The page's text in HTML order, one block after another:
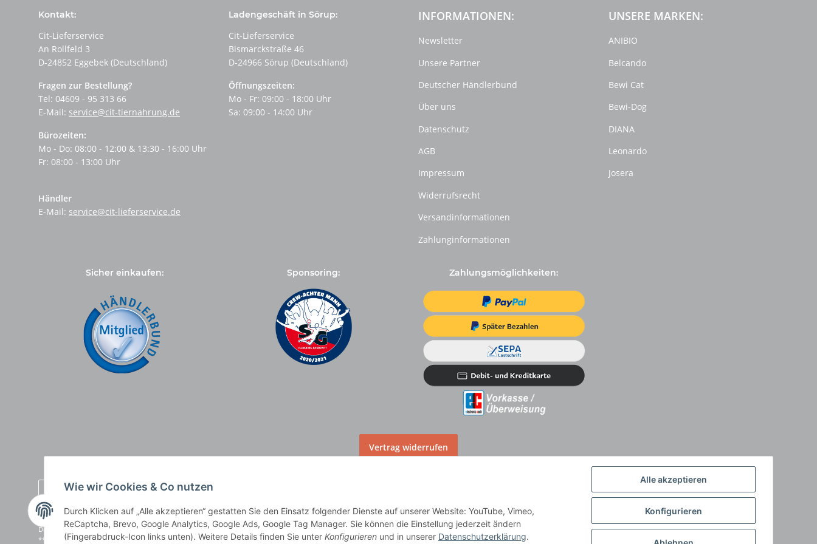
Kontakt:
Cit-Lieferservice
An Rollfeld 3
D-24852 Eggebek (Deutschland)
Fragen zur Bestellung?
Tel: 04609 - 95 313 66
E-Mail: service@cit-tiernahrung.de
Bürozeiten:
Mo - Do: 08:00 - 12:00 & 13:30 - 16:00 Uhr
Fr: 08:00 - 13:00 Uhr
Händler
E-Mail: service@cit-lieferservice.de
Ladengeschäft in Sörup:
Cit-Lieferservice
Bismarckstraße 46
D-24966 Sörup (Deutschland)
Öffnungszeiten:
Mo - Fr: 09:00 - 18:00 Uhr
Sa: 09:00 - 14:00 Uhr
INFORMATIONEN:
Newsletter
Unsere Partner
Deutscher Händlerbund
Über uns
Datenschutz
AGB
Impressum
Widerrufsrecht
Versandinformationen
Zahlunginformationen
UNSERE MARKEN:
ANIBIO
Belcando
Bewi Cat
Bewi-Dog
DIANA
Leonardo
Josera
Sicher einkaufen: Sponsoring: Zahlungsmöglichkeiten:
Vertrag widerrufen
* Alle Preise inkl. gesetzlicher USt., zzgl. Versand
Mindermengenzuschlag
Der Gesamtpreis ist abhängig vom Mehrwertsteuersatz des Lieferlandes.
** gilt für Lieferungen innerhalb Deutschlands, Lieferbedingungen für andere Länder entnehmen Sie bitte der SchaltflächeVersandinformationen
Wie wir Cookies & Co nutzen
Durch Klicken auf „Alle akzeptieren“ gestatten Sie den Einsatz folgender Dienste auf unserer Website: YouTube, Vimeo,
ReCaptcha, Brevo, Google Analytics, Google Ads, Google Tag Manager. Sie können die Einstellung jederzeit ändern
(Fingerabdruck-Icon links unten). Weitere Details finden Sie unter Konfigurieren und in unserer Datenschutzerklärung.
Alle akzeptieren
Konfigurieren